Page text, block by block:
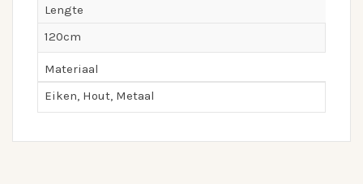
Lengte
120cm
Materiaal
Eiken, Hout, Metaal